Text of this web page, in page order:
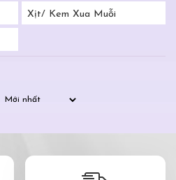
Xịt/ Kem Xua Muỗi